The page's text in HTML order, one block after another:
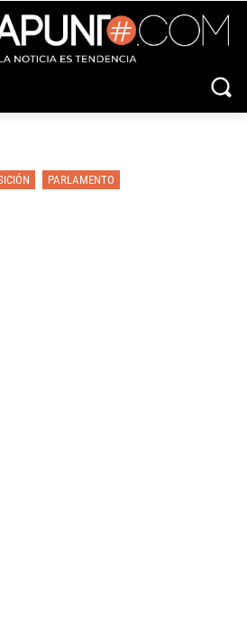
PARLAMENTO